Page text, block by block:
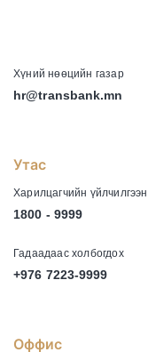
Хүний нөөцийн газар
hr@transbank.mn
Утас
Харилцагчийн
1800 - 9999
Гадаадаас холбогдох
+976 7223-9999
Оффис